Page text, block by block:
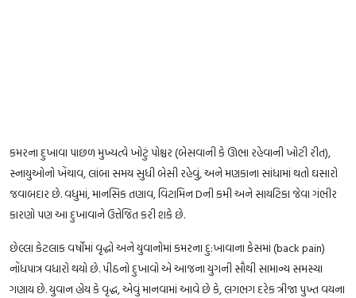
કમરના દુખાવા પાછળ મુખ્યત્વે ખોટું પોશ્ચર (બેસવાની કે ઊભા રહેવાની ખોટી રીત),
સ્નાયુઓનો ખેંચાવ, લાંબા સમય સુધી બેસી રહેવું, અને મણકાના સાંધામાં થતો ઘસારો
જવાબદાર છે. વધુમાં, માનસિક તણાવ, વિટામિન Dની કમી અને સાયટિકા જેવા ગંભીર
કારણો પણ આ દુખાવાને ઉત્તેજિત કરી શકે છે.
છેલ્લા કેટલાક વર્ષોમાં વૃદ્ધો અને યુવાનોમાં કમરના દુ:ખાવાના કેસમાં (back pain)
નોંધપાત્ર વધારો થયો છે. પીઠનો દુખાવો એ આજના યુગની સૌથી સામાન્ય સમસ્યા
ગણાય છે. યુવાન હોય કે વૃદ્ધ, એવું માનવામાં આવે છે કે, લગભગ દરેક ત્રીજા પુખ્ત વયના